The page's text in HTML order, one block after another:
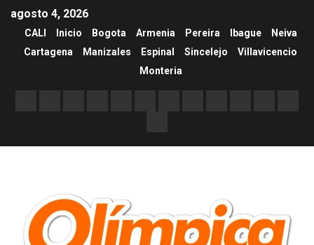
agosto 4, 2026
CALI Inicio Bogota Armenia Pereira Ibague
Neiva
Cartagena
Manizales Espinal Sincelejo
Villavicencio
Monteria